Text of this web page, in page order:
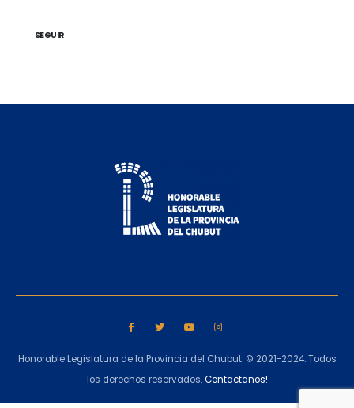
SEGUIR
Honorable Legislatura de la Provincia del Chubut. © 2021-2024. Todos
los derechos reservados.Contactanos!